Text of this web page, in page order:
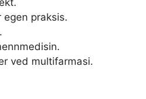
egen praksis.
ved multifarmasi.